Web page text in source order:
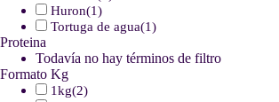
Huron(1)
Tortuga de agua(1)
Proteina
Todavía no hay términos de filtro
Formato Kg
1kg(2)